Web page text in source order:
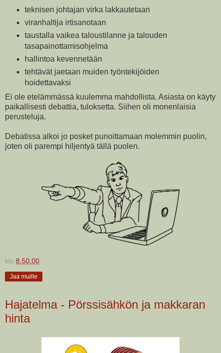
teknisen johtajan virka lakkautetaan
viranhaltija irtisanotaan
taustalla vaikea taloustilanne ja talouden
tasapainottamisohjelma
hallintoa kevennetään
tehtävät jaetaan muiden työntekijöiden
hoidettavaksi
Ei ole etelämmässä kuulemma mahdollista. Asiasta on käyty
paikallisesti debattia, tuloksetta. Siihen oli monenlaisia
perusteluja.
Debatissa alkoi jo posket punoittamaan molemmin puolin,
joten oli parempi hiljentyä tällä puolen.
klo 8.50.00
Jaa muille
Hajatelma - Pörssisähkön ja makkaran
hinta